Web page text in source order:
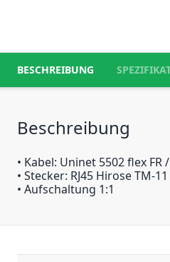
BESCHREIBUNG
Beschreibung
• Kabel: Uninet 5502 flex
• Stecker: RJ45 Hirose TM-11
• Aufschaltung 1:1